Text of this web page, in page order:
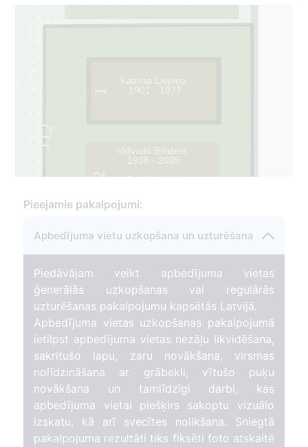
112
2
1
Vidvuds Binders
1938 - 2025
Otto Liepiņš
Katrīna Liepiņa
1901 - 1977
2
Pieejamie pakalpojumi:
Apbedījuma vietu uzkopšana un uzturēšana
Piedāvājam veikt apbedījuma vietas
ģenerālās uzkopšanas vai regulārās
uzturēšanas pakalpojumu kapsētās Latvijā.
Apbedījuma vietas uzkopšanas pakalpojumā
ietilpst apbedījuma vietas nezāļu likvidēšana,
sakritušo lapu, zaru novākšana, virsmas
nolīdzināšana ar grābekli, vītušo puķu
novākšana un tamlīdzīgi darbi, kas
apbedījuma vietai piešķirs sakoptu vizuālo
izskatu, kā arī svecītes nolikšana. Sniegtā
pakalpojuma rezultāti tiks fiksēti foto atskaitē